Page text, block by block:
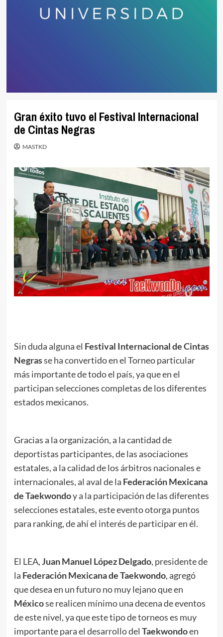
Gran éxito tuvo el Festival Internacional
de Cintas Negras
MASTKD
Sin duda alguna el Festival Internacional de Cintas
Negrasse ha convertido en el Torneo particular
más importante de todo el país, ya que en el
participan selecciones completas de los diferentes
estados mexicanos.
Gracias a la organización, a la cantidad de
deportistas participantes, de las asociaciones
estatales, a la calidad de los árbitros nacionales e
internacionales, al aval de la Federación Mexicana
de Taekwondoy a la participación de las diferentes
selecciones estatales, este evento otorga puntos
para ranking, de ahí el interés de participar en él.
El LEA,Juan Manuel López Delgado, presidente de
la Federación Mexicana de Taekwondo, agregó
que desea en un futuro no muy lejano que en
Méxicose realicen mínimo una decena de eventos
de este nivel, ya que este tipo de torneos es muy
importante para el desarrollo del Taekwondoen